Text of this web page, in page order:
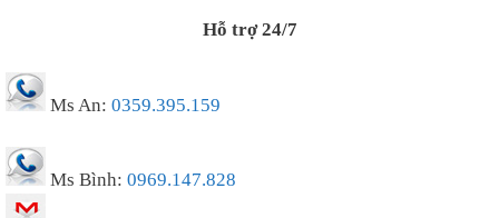
Hỗ trợ 24/7
Ms An: 0359.395.159
Ms Bình: 0969.147.828